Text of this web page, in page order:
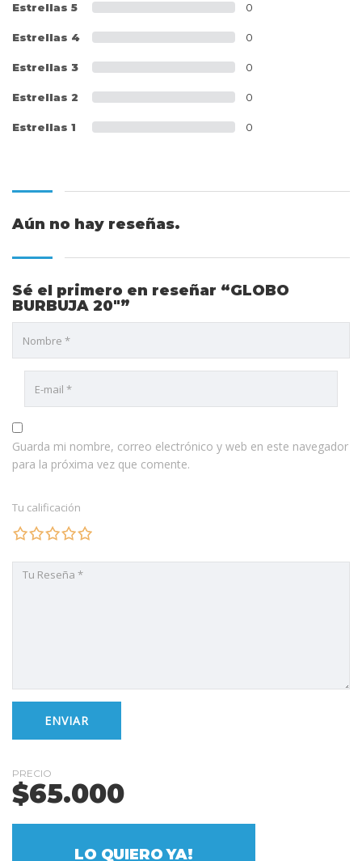
Estrellas 5 0
Estrellas 4 0
Estrellas 3 0
Estrellas 2 0
Estrellas 1 0
Aún no hay reseñas.
Sé el primero en reseñar “GLOBO
BURBUJA 20″”
Guarda mi nombre, correo electrónico y web en este navegador
para la próxima vez que comente.
Tu calificación
PRECIO
$65.000
LO QUIERO YA!